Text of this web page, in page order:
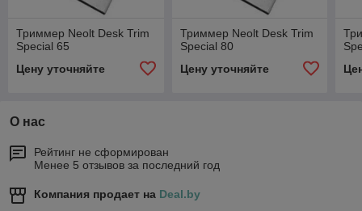
Триммер Neolt Desk Trim
Special 65
Цену уточняйте
Триммер Neolt Desk Trim
Special 80
Цену уточняйте
О нас
Рейтинг не сформирован
Менее 5 отзывов за последний год
Компания продает на Deal.by